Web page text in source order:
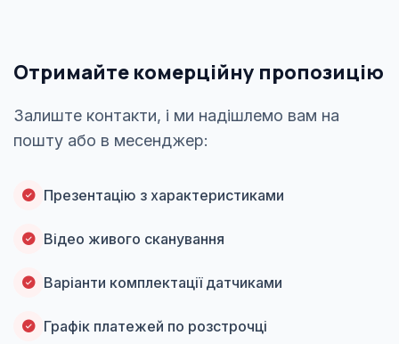
Отримайте комерційну пропозицію
Залиште контакти, і ми надішлемо вам на
пошту або в месенджер:
Презентацію з характеристиками
Відео живого сканування
Варіанти комплектації датчиками
Графік платежей по розстрочці